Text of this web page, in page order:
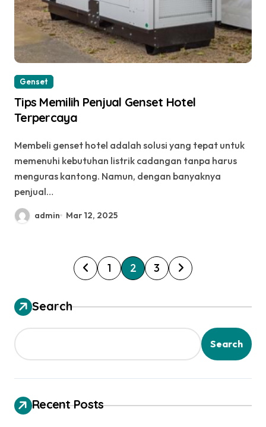
Genset
Tips Memilih Penjual Genset Hotel
Terpercaya
Membeli genset hotel adalah solusi yang tepat untuk
memenuhi kebutuhan listrik cadangan tanpa harus
menguras kantong. Namun, dengan banyaknya
penjual…
admin Mar 12, 2025
P
o
s
t
p
a
g
1 2 3
Search
Search
Recent Posts